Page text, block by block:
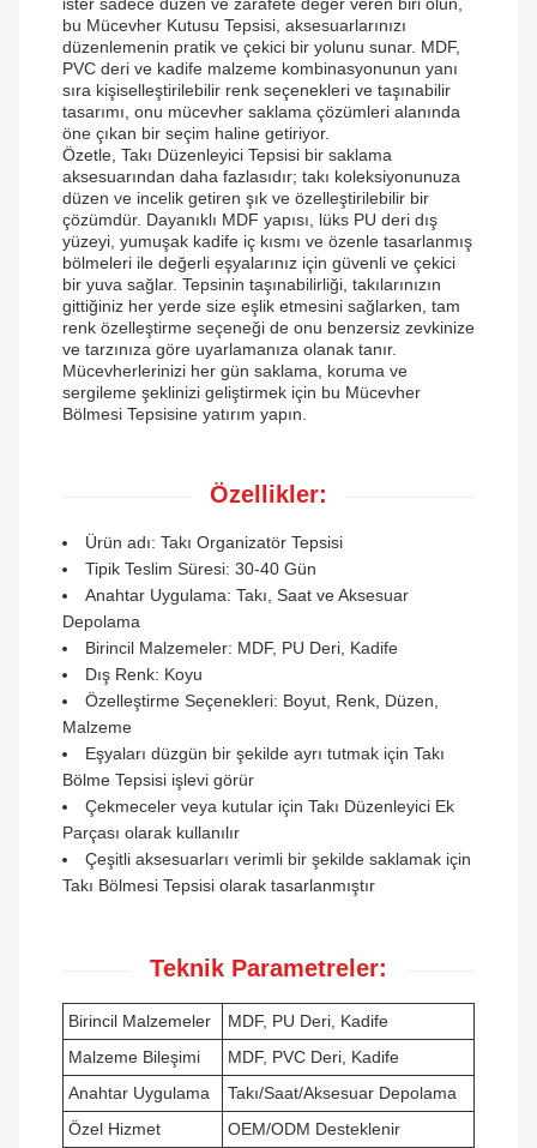
ister sadece düzen ve zarafete değer veren biri olun,
bu Mücevher Kutusu Tepsisi, aksesuarlarınızı
düzenlemenin pratik ve çekici bir yolunu sunar. MDF,
PVC deri ve kadife malzeme kombinasyonunun yanı
sıra kişiselleştirilebilir renk seçenekleri ve taşınabilir
tasarımı, onu mücevher saklama çözümleri alanında
öne çıkan bir seçim haline getiriyor.
Özetle, Takı Düzenleyici Tepsisi bir saklama
aksesuarından daha fazlasıdır; takı koleksiyonunuza
düzen ve incelik getiren şık ve özelleştirilebilir bir
çözümdür. Dayanıklı MDF yapısı, lüks PU deri dış
yüzeyi, yumuşak kadife iç kısmı ve özenle tasarlanmış
bölmeleri ile değerli eşyalarınız için güvenli ve çekici
bir yuva sağlar. Tepsinin taşınabilirliği, takılarınızın
gittiğiniz her yerde size eşlik etmesini sağlarken, tam
renk özelleştirme seçeneği de onu benzersiz zevkinize
ve tarzınıza göre uyarlamanıza olanak tanır.
Mücevherlerinizi her gün saklama, koruma ve
sergileme şeklinizi geliştirmek için bu Mücevher
Bölmesi Tepsisine yatırım yapın.
Özellikler:
Ürün adı: Takı Organizatör Tepsisi
Tipik Teslim Süresi: 30-40 Gün
Anahtar Uygulama: Takı, Saat ve Aksesuar
Depolama
Birincil Malzemeler: MDF, PU Deri, Kadife
Dış Renk: Koyu
Özelleştirme Seçenekleri: Boyut, Renk, Düzen,
Malzeme
Eşyaları düzgün bir şekilde ayrı tutmak için Takı
Bölme Tepsisi işlevi görür
Çekmeceler veya kutular için Takı Düzenleyici Ek
Parçası olarak kullanılır
Çeşitli aksesuarları verimli bir şekilde saklamak için
Takı Bölmesi Tepsisi olarak tasarlanmıştır
Teknik Parametreler:
Birincil Malzemeler
MDF, PU Deri, Kadife
Malzeme Bileşimi
MDF, PVC Deri, Kadife
Anahtar Uygulama
Takı/Saat/Aksesuar Depolama
Özel Hizmet
OEM/ODM Desteklenir